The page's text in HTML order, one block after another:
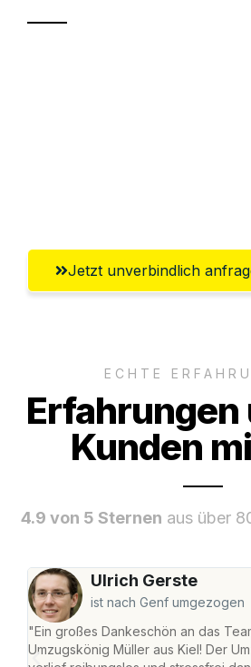
Jetzt unverbindlich
ECHTE
Erfahrungen
Kunden
4.9 von 5 Sternen aus über
Ulrich Gerste
ist nach Genf umgezogen
"Ein großes Dankeschön an das
Umzugskönig Müller aus Kiel! Der